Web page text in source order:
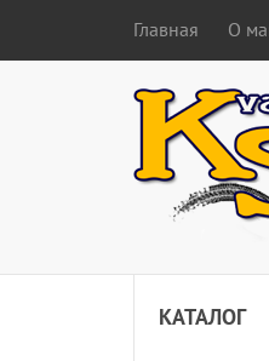
Главная О
КАТАЛОГ